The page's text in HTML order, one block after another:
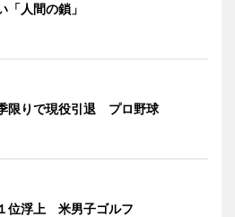
「人間の鎖」
限りで現役引退 プロ野球
位浮上 米男子ゴルフ